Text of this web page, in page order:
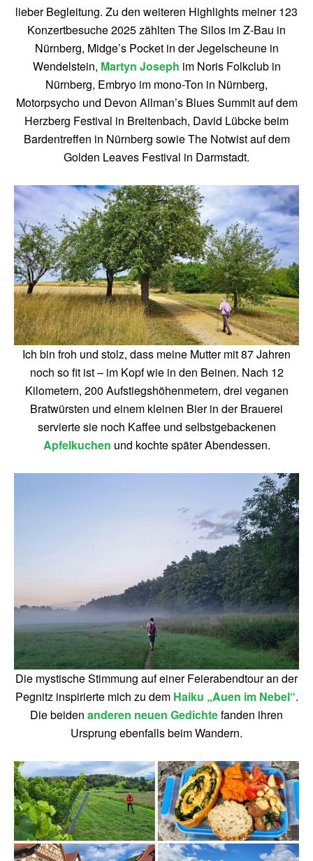
lieber Begleitung. Zu den weiteren Highlights meiner 123
Konzertbesuche 2025 zählten The Silos im Z-Bau in
Nürnberg, Midge’s Pocket in der Jegelscheune in
Wendelstein, Martyn Joseph im Noris Folkclub in
Nürnberg, Embryo im mono-Ton in Nürnberg,
Motorpsycho und Devon Allman’s Blues Summit auf dem
Herzberg Festival in Breitenbach, David Lübcke beim
Bardentreffen in Nürnberg sowie The Notwist auf dem
Golden Leaves Festival in Darmstadt.
Ich bin froh und stolz, dass meine Mutter mit 87 Jahren
noch so fit ist – im Kopf wie in den Beinen. Nach 12
Kilometern, 200 Aufstiegshöhenmetern, drei veganen
Bratwürsten und einem kleinen Bier in der Brauerei
servierte sie noch Kaffee und selbstgebackenen
Apfelkuchen und kochte später Abendessen.
Die mystische Stimmung auf einer Feierabendtour an der
Pegnitz inspirierte mich zu dem Haiku „Auen im Nebel“.
Die beiden anderen neuen Gedichtefanden ihren
Ursprung ebenfalls beim Wandern.